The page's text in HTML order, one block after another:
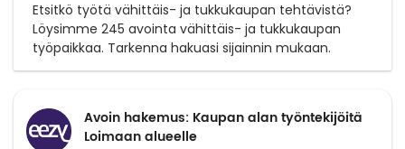
Etsitkö työtä vähittäis- ja tukkukaupan tehtävistä?
Löysimme 245 avointa vähittäis- ja tukkukaupan
työpaikkaa. Tarkenna hakuasi sijainnin mukaan.
Avoin hakemus: Kaupan alan työntekijöitä
Loimaan alueelle